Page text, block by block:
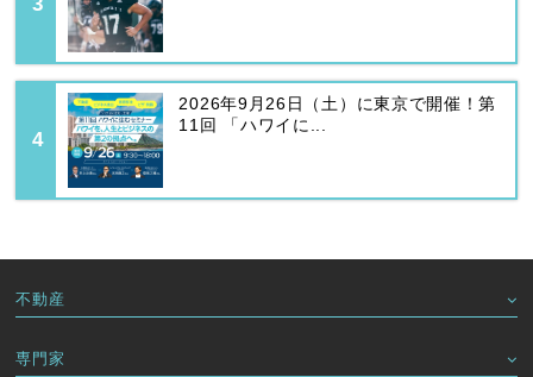
2026年9月26日（土）に東京で開催！第
11回 「ハワイに...
不動産
専門家